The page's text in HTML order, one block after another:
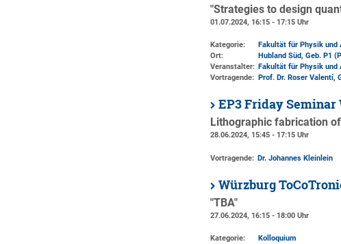
"Strategies to design
01.07.2024, 16:15 - 17:15 Uhr
Kategorie:
Fakultät für Physik und
Ort:
Hubland Süd, Geb. P1
Veranstalter: Fakultät für Physik und
Vortragende: Prof. Dr. Roser Valentí,
EP3 Friday Seminar
Lithographic fabrication
28.06.2024, 15:45 - 17:15 Uhr
Vortragende: Dr. Johannes Kleinlein
Würzburg
"TBA"
27.06.2024, 16:15 - 18:00 Uhr
Kategorie:
Kolloquium